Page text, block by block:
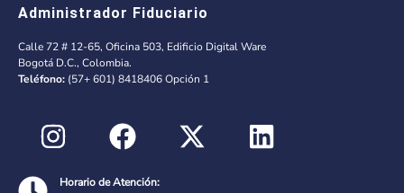
Administrador Fiduciario
Calle 72 # 12-65, Oficina 503, Edificio Digital Ware
Bogotá D.C., Colombia.
Teléfono: (57+ 601) 8418406 Opción 1
Horario de Atención: